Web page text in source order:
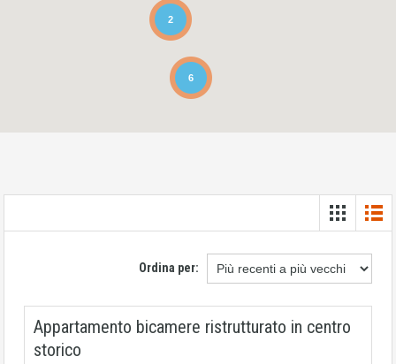
6
2
Ordina per:
Appartamento bicamere ristrutturato in centro
storico